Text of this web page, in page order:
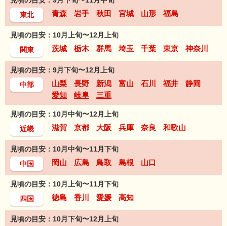
東北
青森 岩手 秋田 宮城 山形 福島
見頃の目安：10月上旬〜12月上旬
関東
茨城 栃木 群馬 埼玉 千葉 東京 神奈川
見頃の目安：9月下旬〜12月上旬
中部
山梨 長野 新潟 富山 石川 福井
静岡
愛知
岐阜 三重
見頃の目安：10月中旬〜12月上旬
近畿
滋賀 京都 大阪 兵庫 奈良 和歌山
見頃の目安：10月中旬〜11月下旬
中国
岡山 広島 鳥取 島根 山口
見頃の目安：10月上旬〜11月下旬
四国
徳島 香川 愛媛 高知
見頃の目安：10月下旬〜12月上旬